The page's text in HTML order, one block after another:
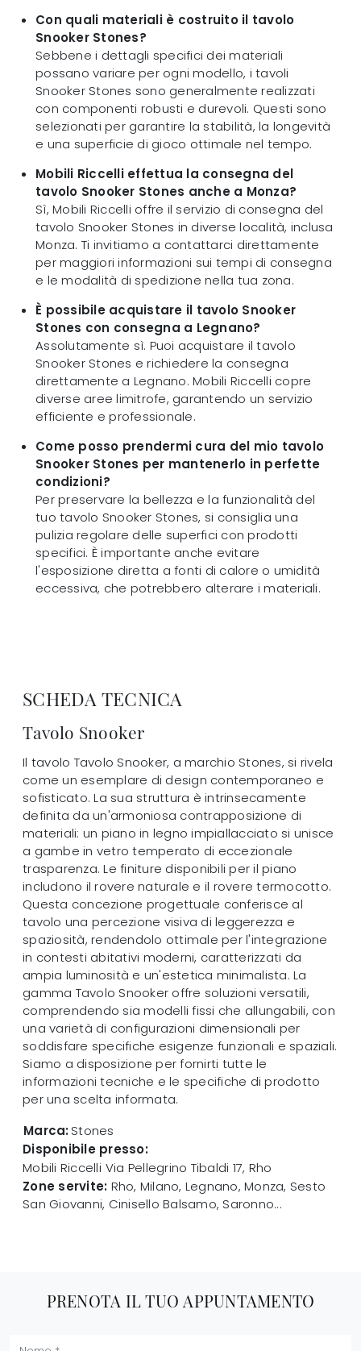
Con quali materiali è costruito il tavolo
Snooker Stones?
Sebbene i dettagli specifici dei materiali
possano variare per ogni modello, i tavoli
Snooker Stones sono generalmente realizzati
con componenti robusti e durevoli. Questi sono
selezionati per garantire la stabilità, la longevità
e una superficie di gioco ottimale nel tempo.
Mobili Riccelli effettua la consegna del
tavolo Snooker Stones anche a Monza?
Sì, Mobili Riccelli offre il servizio di consegna del
tavolo Snooker Stones in diverse località, inclusa
Monza. Ti invitiamo a contattarci direttamente
per maggiori informazioni sui tempi di consegna
e le modalità di spedizione nella tua zona.
È possibile acquistare il tavolo Snooker
Stones con consegna a Legnano?
Assolutamente sì. Puoi acquistare il tavolo
Snooker Stones e richiedere la consegna
direttamente a Legnano. Mobili Riccelli copre
diverse aree limitrofe, garantendo un servizio
efficiente e professionale.
Come posso prendermi cura del mio tavolo
Snooker Stones per mantenerlo in perfette
condizioni?
Per preservare la bellezza e la funzionalità del
tuo tavolo Snooker Stones, si consiglia una
pulizia regolare delle superfici con prodotti
specifici. È importante anche evitare
l'esposizione diretta a fonti di calore o umidità
eccessiva, che potrebbero alterare i materiali.
SCHEDA TECNICA
Tavolo Snooker
Il tavolo Tavolo Snooker, a marchio Stones, si rivela
come un esemplare di design contemporaneo e
sofisticato. La sua struttura è intrinsecamente
definita da un'armoniosa contrapposizione di
materiali: un piano in legno impiallacciato si unisce
a gambe in vetro temperato di eccezionale
trasparenza. Le finiture disponibili per il piano
includono il rovere naturale e il rovere termocotto.
Questa concezione progettuale conferisce al
tavolo una percezione visiva di leggerezza e
spaziosità, rendendolo ottimale per l'integrazione
in contesti abitativi moderni, caratterizzati da
ampia luminosità e un'estetica minimalista. La
gamma Tavolo Snooker offre soluzioni versatili,
comprendendo sia modelli fissi che allungabili, con
una varietà di configurazioni dimensionali per
soddisfare specifiche esigenze funzionali e spaziali.
Siamo a disposizione per fornirti tutte le
informazioni tecniche e le specifiche di prodotto
per una scelta informata.
Marca:Stones
Disponibile presso:
Mobili Riccelli Via Pellegrino Tibaldi 17, Rho
Zone servite: Rho, Milano, Legnano, Monza, Sesto
San Giovanni, Cinisello Balsamo, Saronno...
PRENOTA IL TUO APPUNTAMENTO